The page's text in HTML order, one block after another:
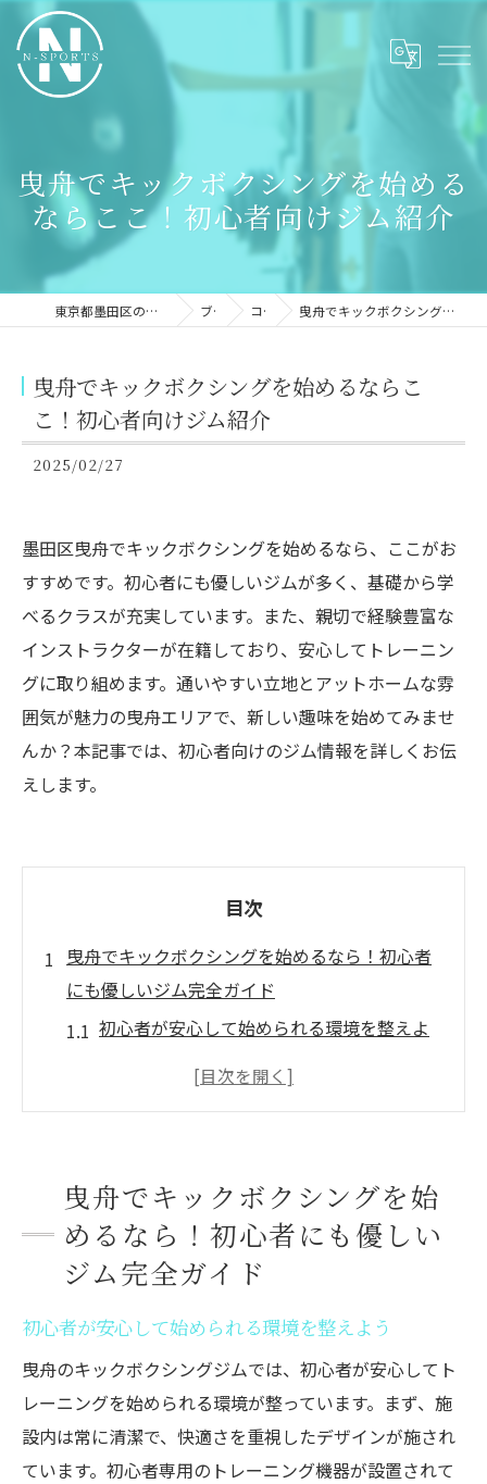
曳舟でキックボクシングを始める
ならここ！初心者向けジム紹介
東京都墨田区のパーソナルジムならN-sports ブログ コラム 曳舟でキックボクシングを始めるならここ！初心者向けジム紹介
曳舟でキックボクシングを始めるならこ
こ！初心者向けジム紹介
2025/02/27
墨田区曳舟でキックボクシングを始めるなら、ここがお
すすめです。初心者にも優しいジムが多く、基礎から学
べるクラスが充実しています。また、親切で経験豊富な
インストラクターが在籍しており、安心してトレーニン
グに取り組めます。通いやすい立地とアットホームな雰
囲気が魅力の曳舟エリアで、新しい趣味を始めてみませ
んか？本記事では、初心者向けのジム情報を詳しくお伝
えします。
目次
曳舟でキックボクシングを始めるなら！初心者
にも優しいジム完全ガイド
初心者が安心して始められる環境を整えよ
ン
アットホームな雰囲気で馴染みやすい
充実した設備で快適にトレーニング
墨田区曳舟でキックボクシングデビュー！おす
すめのジム一覧
曳舟エリアのアクセス抜群なジム
初心者向けプログラムが充実したおすすめ
ジム
曳舟でキックボクシングを始
めるなら！初心者にも優しい
ジム完全ガイド
初心者が安心して始められる環境を整えよう
曳舟のキックボクシングジムでは、初心者が安心してト
レーニングを始められる環境が整っています。まず、施
設内は常に清潔で、快適さを重視したデザインが施され
ています。初心者専用のトレーニング機器が設置されて